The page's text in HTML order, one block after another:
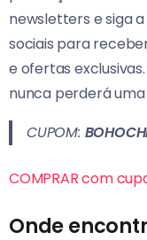
newsletters e siga
sociais para
e ofertas
nunca perderá
CUPOM:
COMPRAR com
Onde